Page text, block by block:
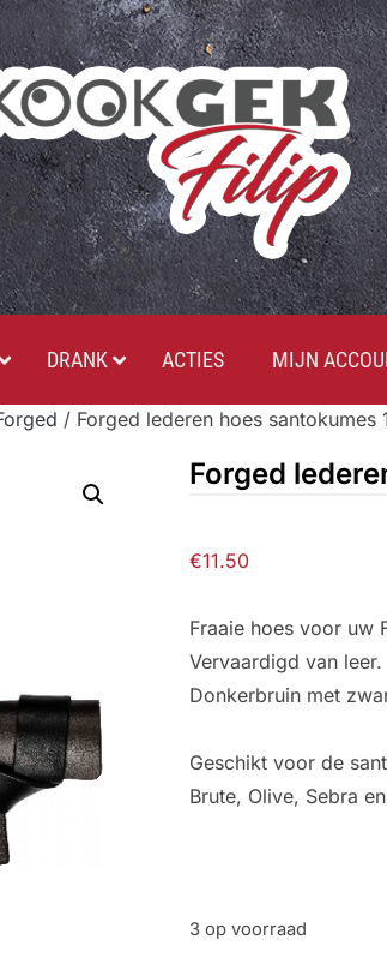
DRANK ACTIES MIJN
/ Forged lederen hoes santokumes
Forged
€11.50
Fraaie hoes voor uw
Vervaardigd van leer.
Donkerbruin met
Geschikt voor de
Brute, Olive, Sebra
3 op voorraad